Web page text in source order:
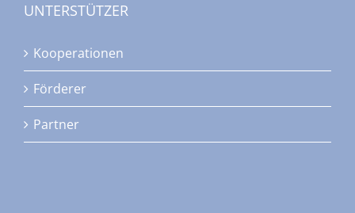
UNTERSTÜTZER
Kooperationen
Förderer
Partner